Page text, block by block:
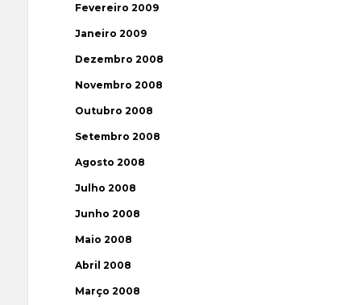
Fevereiro 2009
Janeiro 2009
Dezembro 2008
Novembro 2008
Outubro 2008
Setembro 2008
Agosto 2008
Julho 2008
Junho 2008
Maio 2008
Abril 2008
Março 2008